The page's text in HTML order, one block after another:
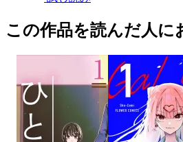
この作品を読んだ人に